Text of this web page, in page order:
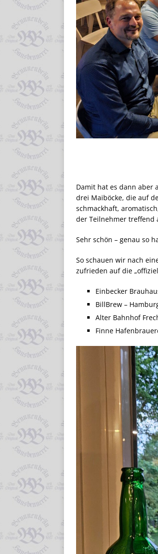
Damit hat es dann aber
drei Maiböcke, die auf
schmackhaft,
der Teilnehmer treffend
Sehr schön – genau so
So schauen wir nach
zufrieden auf die
Einbecker
BillBrew –
Alter Bahnhof
Finne